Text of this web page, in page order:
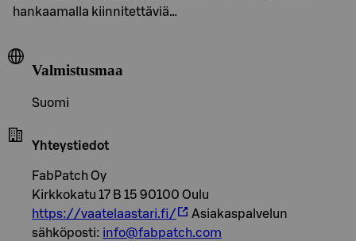
hankaamalla kiinnitettäviä…
Valmistusmaa
Suomi
Yhteystiedot
FabPatch Oy
Kirkkokatu 17 B 15 90100 Oulu
https://vaatelaastari.fi/
Asiakaspalvelun
sähköposti: info@fabpatch.com